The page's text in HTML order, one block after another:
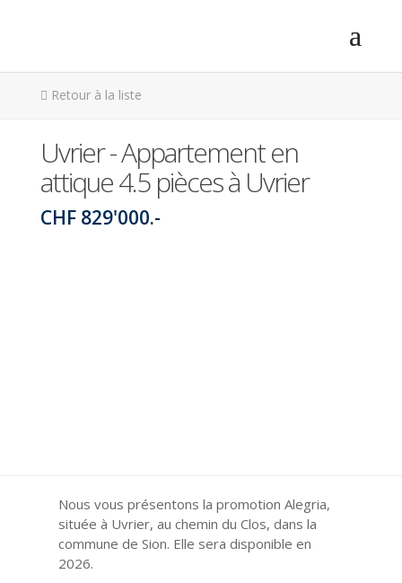
Retour à la liste
Uvrier - Appartement en
attique 4.5 pièces à Uvrier
CHF 829'000.-
Nous vous présentons la promotion Alegria,
située à Uvrier, au chemin du Clos, dans la
commune de Sion. Elle sera disponible en
2026.